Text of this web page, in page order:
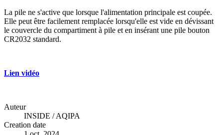
La pile ne s'active que lorsque l'alimentation principale est coupée.
Elle peut être facilement remplacée lorsqu'elle est vide en dévissant
le couvercle du compartiment à pile et en insérant une pile bouton
CR2032 standard.
Lien vidéo
Auteur
INSIDE / AQIPA
Creation date